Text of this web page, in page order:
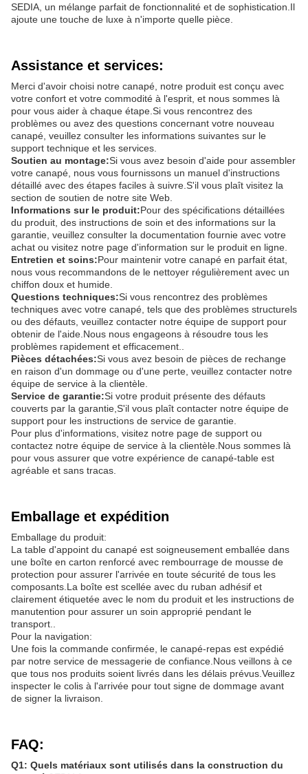
SEDIA, un mélange parfait de fonctionnalité et de sophistication.Il
ajoute une touche de luxe à n'importe quelle pièce.
Assistance et services:
Merci d'avoir choisi notre canapé, notre produit est conçu avec
votre confort et votre commodité à l'esprit, et nous sommes là
pour vous aider à chaque étape.Si vous rencontrez des
problèmes ou avez des questions concernant votre nouveau
canapé, veuillez consulter les informations suivantes sur le
support technique et les services.
Soutien au montage:Si vous avez besoin d'aide pour assembler
votre canapé, nous vous fournissons un manuel d'instructions
détaillé avec des étapes faciles à suivre.S'il vous plaît visitez la
section de soutien de notre site Web.
Informations sur le produit:Pour des spécifications détaillées
du produit, des instructions de soin et des informations sur la
garantie, veuillez consulter la documentation fournie avec votre
achat ou visitez notre page d'information sur le produit en ligne.
Entretien et soins:Pour maintenir votre canapé en parfait état,
nous vous recommandons de le nettoyer régulièrement avec un
chiffon doux et humide.
Questions techniques:Si vous rencontrez des problèmes
techniques avec votre canapé, tels que des problèmes structurels
ou des défauts, veuillez contacter notre équipe de support pour
obtenir de l'aide.Nous nous engageons à résoudre tous les
problèmes rapidement et efficacement..
Pièces détachées:Si vous avez besoin de pièces de rechange
en raison d'un dommage ou d'une perte, veuillez contacter notre
équipe de service à la clientèle.
Service de garantie:Si votre produit présente des défauts
couverts par la garantie,S'il vous plaît contacter notre équipe de
support pour les instructions de service de garantie.
Pour plus d'informations, visitez notre page de support ou
contactez notre équipe de service à la clientèle.Nous sommes là
pour vous assurer que votre expérience de canapé-table est
agréable et sans tracas.
Emballage et expédition
Emballage du produit:
La table d'appoint du canapé est soigneusement emballée dans
une boîte en carton renforcé avec rembourrage de mousse de
protection pour assurer l'arrivée en toute sécurité de tous les
composants.La boîte est scellée avec du ruban adhésif et
clairement étiquetée avec le nom du produit et les instructions de
manutention pour assurer un soin approprié pendant le
transport..
Pour la navigation:
Une fois la commande confirmée, le canapé-repas est expédié
par notre service de messagerie de confiance.Nous veillons à ce
que tous nos produits soient livrés dans les délais prévus.Veuillez
inspecter le colis à l'arrivée pour tout signe de dommage avant
de signer la livraison.
FAQ:
Q1: Quels matériaux sont utilisés dans la construction du